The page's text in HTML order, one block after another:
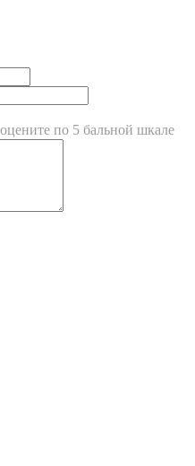
по 5 бальной шкале